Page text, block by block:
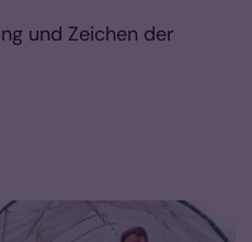
und Zeichen der